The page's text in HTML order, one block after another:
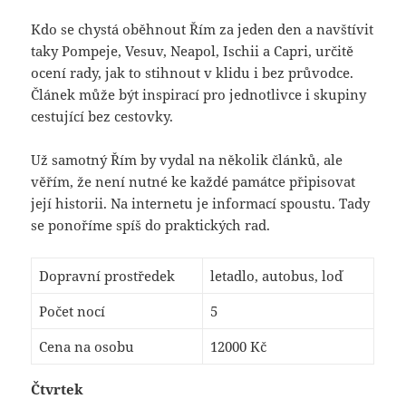
Kdo se chystá oběhnout Řím za jeden den a navštívit
taky Pompeje, Vesuv, Neapol, Ischii a Capri, určitě
ocení rady, jak to stihnout v klidu i bez průvodce.
Článek může být inspirací pro jednotlivce i skupiny
cestující bez cestovky.
Už samotný Řím by vydal na několik článků, ale
věřím, že není nutné ke každé památce připisovat
její historii. Na internetu je informací spoustu. Tady
se ponoříme spíš do praktických rad.
Dopravní prostředek
letadlo, autobus, loď
Počet nocí
5
Cena na osobu
12000 Kč
Čtvrtek